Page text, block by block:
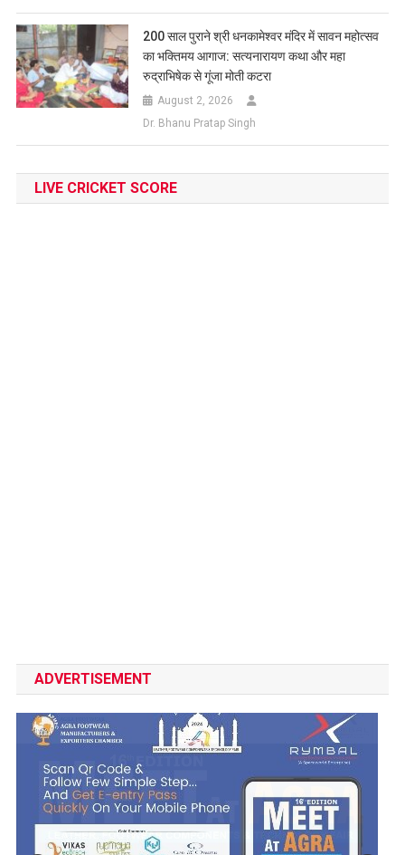
200 साल पुराने श्री धनकामेश्वर मंदिर में सावन महोत्सव
का भक्तिमय आगाज: सत्यनारायण कथा और महा
रुद्राभिषेक से गूंजा मोती कटरा
August 2, 2026
Dr. Bhanu Pratap Singh
LIVE CRICKET SCORE
ADVERTISEMENT